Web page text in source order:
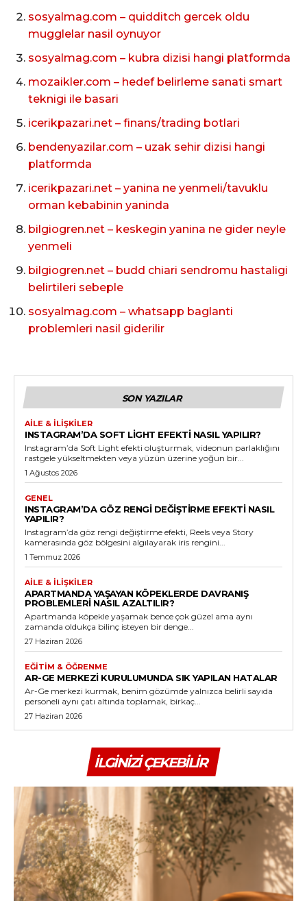
sosyalmag.com – quidditch gercek oldu
mugglelar nasil oynuyor
sosyalmag.com – kubra dizisi hangi platformda
mozaikler.com – hedef belirleme sanati smart
teknigi ile basari
icerikpazari.net – finans/trading botlari
bendenyazilar.com – uzak sehir dizisi hangi
platformda
icerikpazari.net – yanina ne yenmeli/tavuklu
orman kebabinin yaninda
bilgiogren.net – keskegin yanina ne gider neyle
yenmeli
bilgiogren.net – budd chiari sendromu hastaligi
belirtileri sebeple
sosyalmag.com – whatsapp baglanti
problemleri nasil giderilir
SON YAZILAR
AILE & İLIŞKILER
INSTAGRAM’DA SOFT LIGHT EFEKTI NASIL YAPILIR?
Instagram’da Soft Light efekti oluşturmak, videonun parlaklığını
rastgele yükseltmekten veya yüzün üzerine yoğun bir...
1 Ağustos 2026
GENEL
INSTAGRAM’DA GÖZ RENGI DEĞIŞTIRME EFEKTI NASIL
YAPILIR?
Instagram’da göz rengi değiştirme efekti, Reels veya Story
kamerasında göz bölgesini algılayarak iris rengini...
1 Temmuz 2026
AILE & İLIŞKILER
APARTMANDA YAŞAYAN KÖPEKLERDE DAVRANIŞ
PROBLEMLERI NASIL AZALTILIR?
Apartmanda köpekle yaşamak bence çok güzel ama aynı
zamanda oldukça bilinç isteyen bir denge...
27 Haziran 2026
EĞITIM & ÖĞRENME
AR-GE MERKEZI KURULUMUNDA SIK YAPILAN HATALAR
Ar-Ge merkezi kurmak, benim gözümde yalnızca belirli sayıda
personeli aynı çatı altında toplamak, birkaç...
27 Haziran 2026
İLGINIZI ÇEKEBILIR